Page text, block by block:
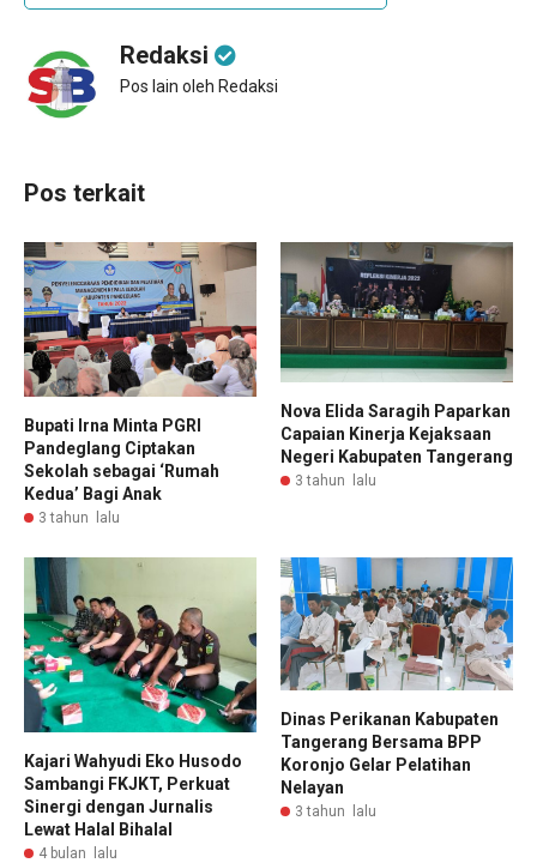
Redaksi
Pos lain oleh Redaksi
Pos terkait
Bupati Irna Minta PGRI
Pandeglang Ciptakan
Sekolah sebagai ‘Rumah
Kedua’ Bagi Anak
3 tahun lalu
Nova Elida Saragih Paparkan
Capaian Kinerja Kejaksaan
Negeri Kabupaten Tangerang
3 tahun lalu
Kajari Wahyudi Eko Husodo
Sambangi FKJKT, Perkuat
Sinergi dengan Jurnalis
Lewat Halal Bihalal
4 bulan lalu
Dinas Perikanan Kabupaten
Tangerang Bersama BPP
Koronjo Gelar Pelatihan
Nelayan
3 tahun lalu